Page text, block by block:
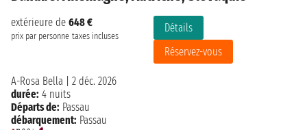
extérieure de 648 €
prix par personne taxes incluses
Détails
Réservez-vous
A-Rosa Bella
2 déc. 2026
durée: 4 nuits
Départs de: Passau
débarquement: Passau